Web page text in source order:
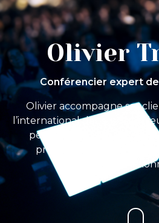
Olivier
Conférencier expert
Olivier accompagne ses
l’international dans leurs
personnelle et
professeur en